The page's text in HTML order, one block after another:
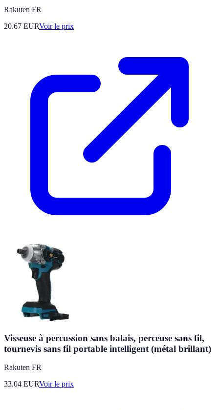
Rakuten FR
20.67 EURVoir le prix
Visseuse à percussion sans balais, perceuse sans fil,
tournevis sans fil portable intelligent (métal brillant)
Rakuten FR
33.04 EURVoir le prix